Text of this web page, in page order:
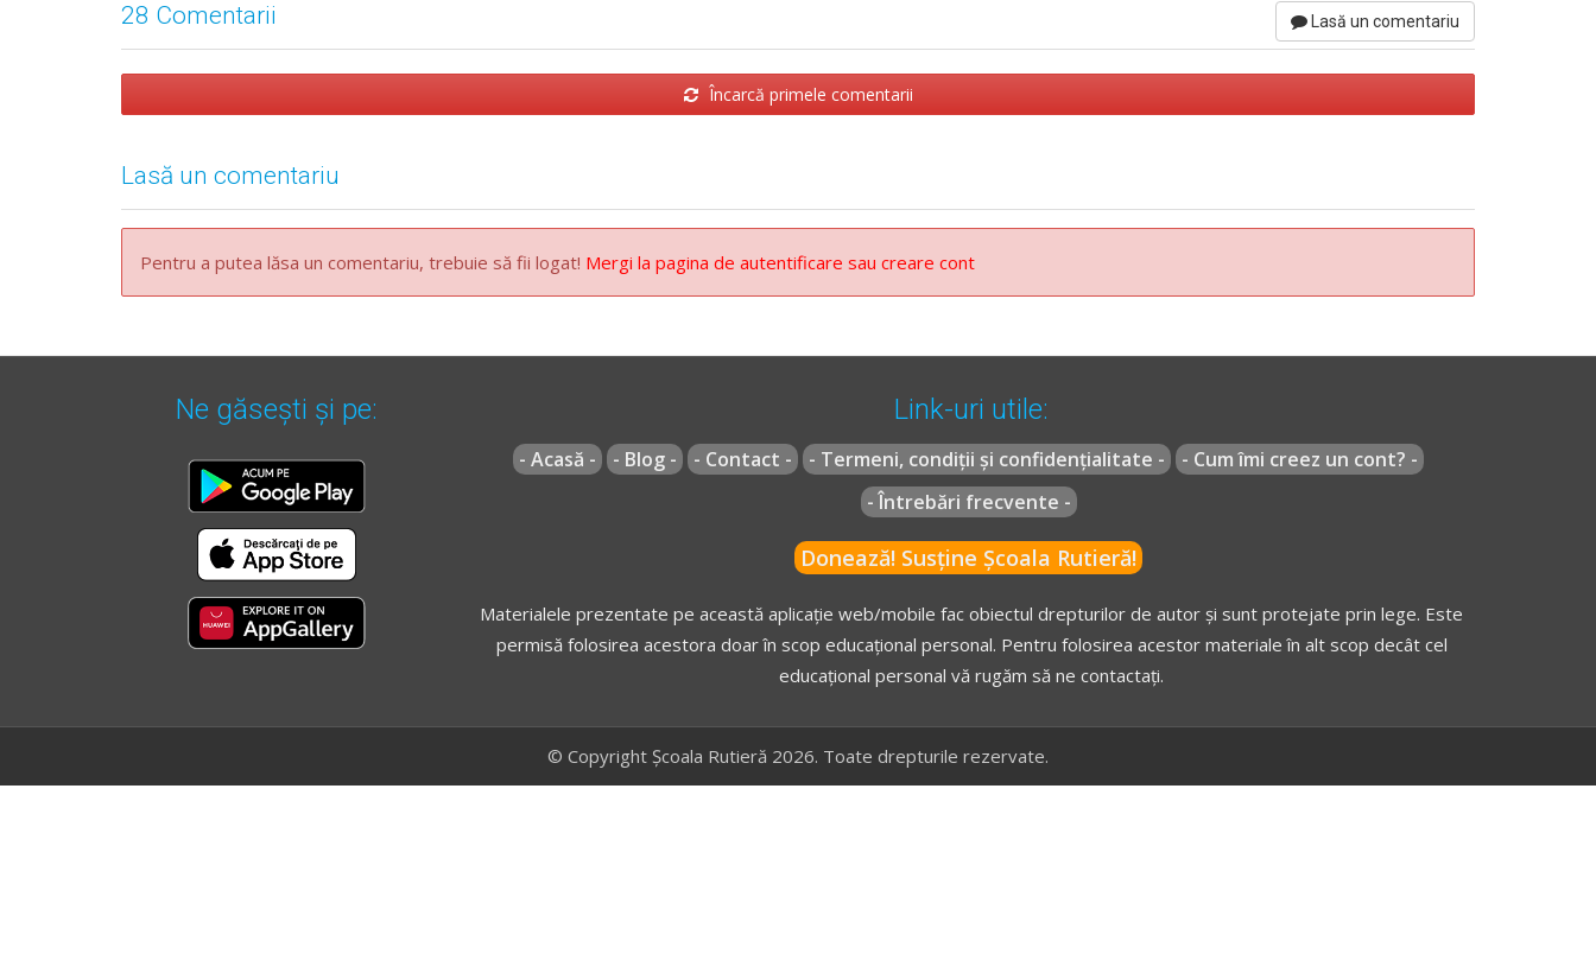
28 Comentarii Lasă un comentariu
Încarcă primele comentarii
Lasă un comentariu
Pentru a putea lăsa un comentariu, trebuie să fii logat! Mergi la pagina de autentificare sau creare cont
Ne găsești și pe: Link-uri utile:
- Acasă - - Blog - - Contact - - Termeni, condiții și confidențialitate -
- Cum îmi creez un cont? -
- Întrebări frecvente -
Donează! Susține Școala Rutieră!
Materialele prezentate pe această aplicație web/mobile fac obiectul drepturilor de autor și sunt protejate prin lege. Este
permisă folosirea acestora doar în scop educațional personal. Pentru folosirea acestor materiale în alt scop decât cel
educațional personal vă rugăm să ne contactați.
© Copyright Școala Rutieră 2026. Toate drepturile rezervate.